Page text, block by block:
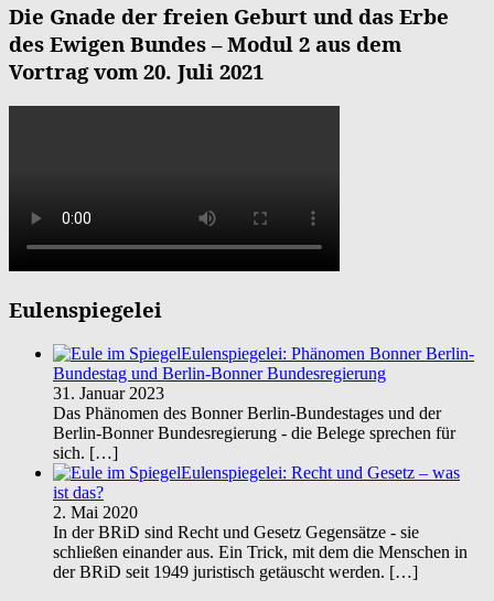
Die Gnade der freien Geburt und das Erbe
des Ewigen Bundes – Modul 2 aus dem
Vortrag vom 20. Juli 2021
Eulenspiegelei
Eulenspiegelei: Phänomen Bonner Berlin-
Bundestag und Berlin-Bonner Bundesregierung
31. Januar 2023
Das Phänomen des Bonner Berlin-Bundestages und der
Berlin-Bonner Bundesregierung - die Belege sprechen für
sich. […]
Eulenspiegelei: Recht und Gesetz – was
ist das?
2. Mai 2020
In der BRiD sind Recht und Gesetz Gegensätze - sie
schließen einander aus. Ein Trick, mit dem die Menschen in
der BRiD seit 1949 juristisch getäuscht werden. […]